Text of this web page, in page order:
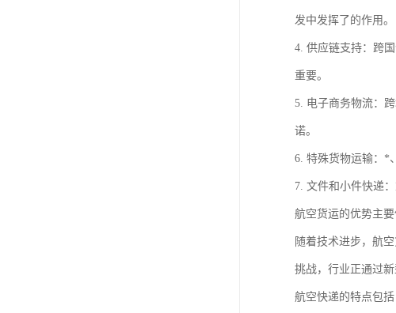
发中发挥了的作用。
4. 供应链支持：跨
重要。
5. 电子商务物流：
诺。
6. 特殊货物运输：*
7. 文件和小件快递
航空货运的优势主
随着技术进步，航
挑战，行业正通过
航空快递的特点包括